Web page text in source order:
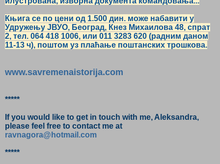
Књига се по цени од 1.500 дин. може набавити у
Удружењу ЈВУО, Београд, Кнез Михаилова 48, спрат
2, тел. 064 418 1006, или 011 3283 620 (радним даном
11-13 ч), поштом уз плаћање поштанских трошкова.
www.savremenaistorija.com
*****
If you would like to get in touch with me, Aleksandra,
please feel free to contact me at
ravnagora@hotmail.com
*****